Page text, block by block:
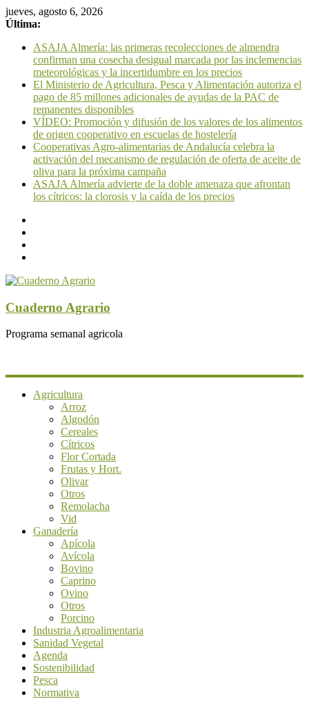
jueves, agosto 6, 2026
Última:
ASAJA Almería: las primeras recolecciones de almendra
confirman una cosecha desigual marcada por las inclemencias
meteorológicas y la incertidumbre en los precios
El Ministerio de Agricultura, Pesca y Alimentación autoriza el
pago de 85 millones adicionales de ayudas de la PAC de
remanentes disponibles
VÍDEO: Promoción y difusión de los valores de los alimentos
de origen cooperativo en escuelas de hostelería
Cooperativas Agro-alimentarias de Andalucía celebra la
activación del mecanismo de regulación de oferta de aceite de
oliva para la próxima campaña
ASAJA Almería advierte de la doble amenaza que afrontan
los cítricos: la clorosis y la caída de los precios
Cuaderno Agrario
Programa semanal agricola
Agricultura
Arroz
Algodón
Cereales
Cítricos
Flor Cortada
Frutas y Hort.
Olivar
Otros
Remolacha
Vid
Ganadería
Apícola
Avícola
Bovino
Caprino
Ovino
Otros
Porcino
Industria Agroalimentaria
Sanidad Vegetal
Agenda
Sostenibilidad
Pesca
Normativa